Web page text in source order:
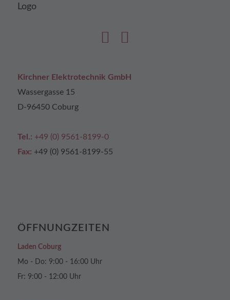
Kirchner Elektrotechnik GmbH
Wassergasse 15
D-96450 Coburg
Tel.: +49 (0) 9561-8199-0
Fax: +49 (0) 9561-8199-55
ÖFFNUNGZEITEN
Laden Coburg
Mo - Do: 9:00 - 16:00 Uhr
Fr: 9:00 - 12:00 Uhr